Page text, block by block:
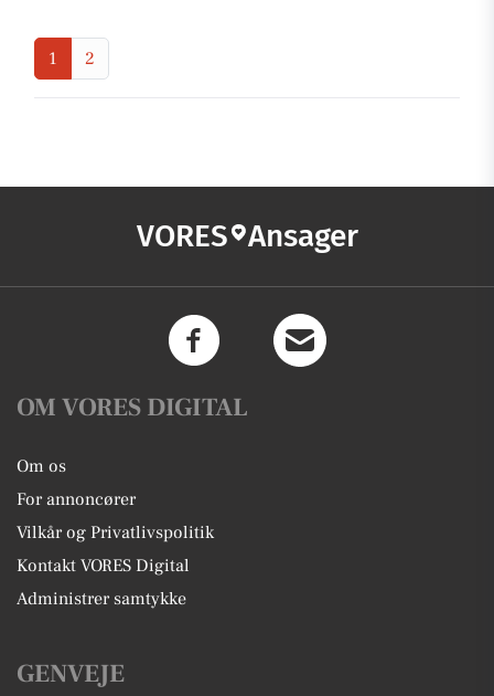
1 2
VORES Ansager
OM VORES DIGITAL
Om os
For annoncører
Vilkår og Privatlivspolitik
Kontakt VORES Digital
Administrer samtykke
GENVEJE